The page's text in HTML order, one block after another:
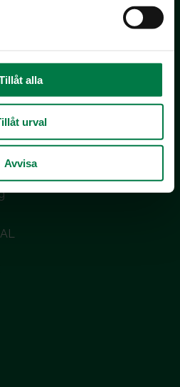
alla
urval
Avvisa
OY